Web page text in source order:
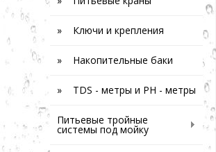
» Ключи и крепления
» Накопительные баки
» TDS - метры и PH - метры
Питьевые тройные
системы под мойку